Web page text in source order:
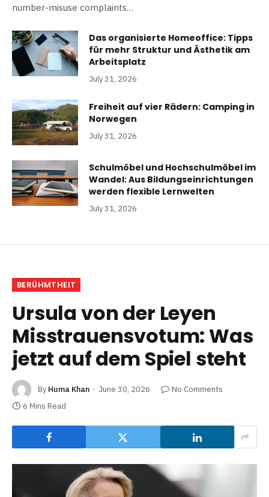
number-misuse complaints…
Das organisierte Homeoffice: Tipps
für mehr Struktur und Ästhetik am
Arbeitsplatz
July 31, 2026
Freiheit auf vier Rädern: Camping in
Norwegen
July 31, 2026
Schulmöbel und Hochschulmöbel im
Wandel: Aus Bildungseinrichtungen
werden flexible Lernwelten
July 31, 2026
BERÜHMTHEIT
Ursula von der Leyen
Misstrauensvotum: Was
jetzt auf dem Spiel steht
By Huma Khan June 30, 2026
No Comments
6 Mins Read